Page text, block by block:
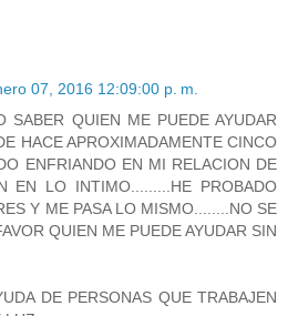
07, 2016 12:09:00 p. m.
SABER QUIEN ME PUEDE AYUDAR
HACE APROXIMADAMENTE CINCO
ENFRIANDO EN MI RELACION DE
EN LO INTIMO.........HE PROBADO
Y ME PASA LO MISMO........NO SE
QUIEN ME PUEDE AYUDAR SIN
DE PERSONAS QUE TRABAJEN